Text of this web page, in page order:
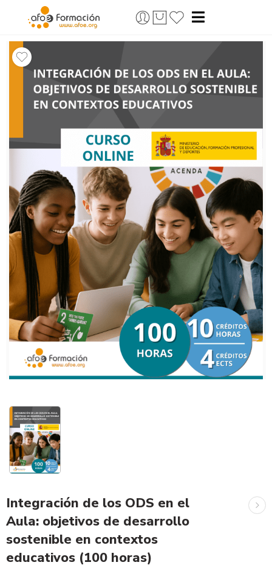
Integración de los ODS en el
Aula: objetivos de desarrollo
sostenible en contextos
educativos (100 horas)